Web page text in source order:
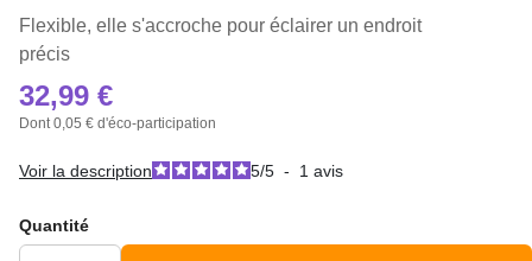
Flexible, elle s'accroche pour éclairer un endroit
précis
32,99 €
Dont 0,05 € d'éco-participation
Voir la description 5/5 - 1 avis
Quantité